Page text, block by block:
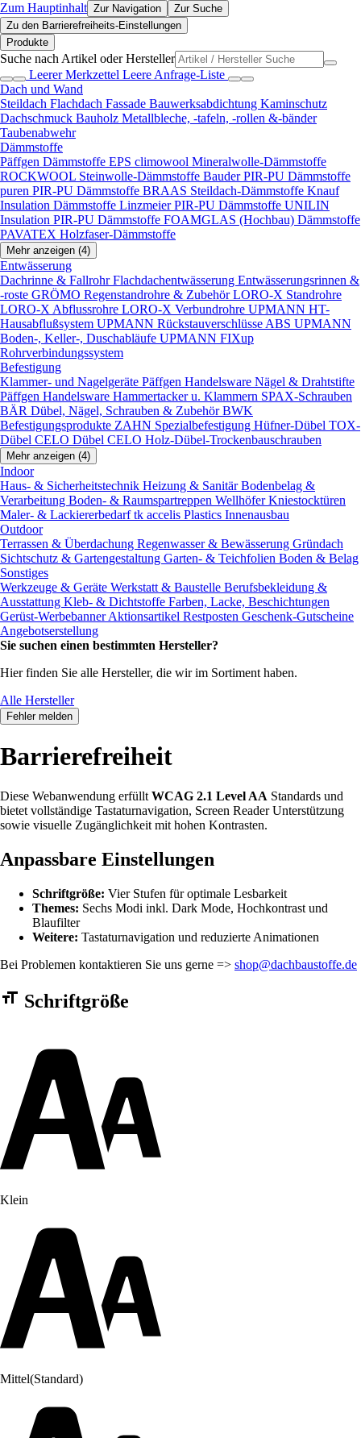
Zum Hauptinhalt Zur Navigation
Zur Suche
Zu den Barrierefreiheits-Einstellungen
Produkte
Suche nach Artikel oder Hersteller
Leerer Merkzettel Leere Anfrage-Liste
Dach und Wand
Steildach Flachdach Fassade Bauwerksabdichtung Kaminschutz
Dachschmuck Bauholz Metallbleche, -tafeln, -rollen &-bänder
Taubenabwehr
Dämmstoffe
Päffgen Dämmstoffe EPS climowool Mineralwolle-Dämmstoffe
ROCKWOOL Steinwolle-Dämmstoffe Bauder PIR-PU Dämmstoffe
puren PIR-PU Dämmstoffe BRAAS Steildach-Dämmstoffe Knauf
Insulation Dämmstoffe Linzmeier PIR-PU Dämmstoffe UNILIN
Insulation PIR-PU Dämmstoffe FOAMGLAS (Hochbau) Dämmstoffe
PAVATEX Holzfaser-Dämmstoffe
Mehr anzeigen (4)
Entwässerung
Dachrinne & FallrohrFlachdachentwässerung Entwässerungsrinnen &
-roste GRÖMO Regenstandrohre & ZubehörLORO-X Standrohre
LORO-X Abflussrohre LORO-X Verbundrohre UPMANN HT-
Hausabflußsystem UPMANN Rückstauverschlüsse ABS UPMANN
Boden-, Keller-, Duschabläufe UPMANN FIXup
Rohrverbindungssystem
Befestigung
Klammer- und Nagelgeräte Päffgen Handelsware Nägel & Drahtstifte
Päffgen Handelsware Hammertacker u. Klammern SPAX-Schrauben
BÄR Dübel, Nägel, Schrauben & ZubehörBWK
Befestigungsprodukte ZAHN Spezialbefestigung Hüfner-Dübel TOX-
Dübel CELO Dübel CELO Holz-Dübel-Trockenbauschrauben
Mehr anzeigen (4)
Indoor
Haus- & Sicherheitstechnik Heizung & SanitärBodenbelag &
Verarbeitung Boden- & Raumspartreppen Wellhöfer Kniestocktüren
Maler- & Lackiererbedarftk accelis Plastics Innenausbau
Outdoor
Terrassen & Überdachung Regenwasser & Bewässerung Gründach
Sichtschutz & Gartengestaltung Garten- & Teichfolien Boden & Belag
Sonstiges
Werkzeuge & Geräte Werkstatt & Baustelle Berufsbekleidung &
Ausstattung Kleb- & Dichtstoffe Farben, Lacke, Beschichtungen
Gerüst-WerbebannerAktionsartikel Restposten Geschenk-Gutscheine
Angebotserstellung
Sie suchen einen bestimmten Hersteller?
Hier finden Sie alle Hersteller, die wir im Sortiment haben.
Alle Hersteller
Fehler melden
Barrierefreiheit
Diese Webanwendung erfüllt WCAG 2.1 Level AA Standards und
bietet vollständige Tastaturnavigation, Screen Reader Unterstützung
sowie visuelle Zugänglichkeit mit hohen Kontrasten.
Anpassbare Einstellungen
Schriftgröße: Vier Stufen für optimale Lesbarkeit
Themes: Sechs Modi inkl. Dark Mode, Hochkontrast und
Blaufilter
Weitere: Tastaturnavigation und reduzierte Animationen
Bei Problemen kontaktieren Sie uns gerne => shop@dachbaustoffe.de
Barrierefreiheit Einstellungen Formular
Schriftgröße
Klein
Mittel(Standard)